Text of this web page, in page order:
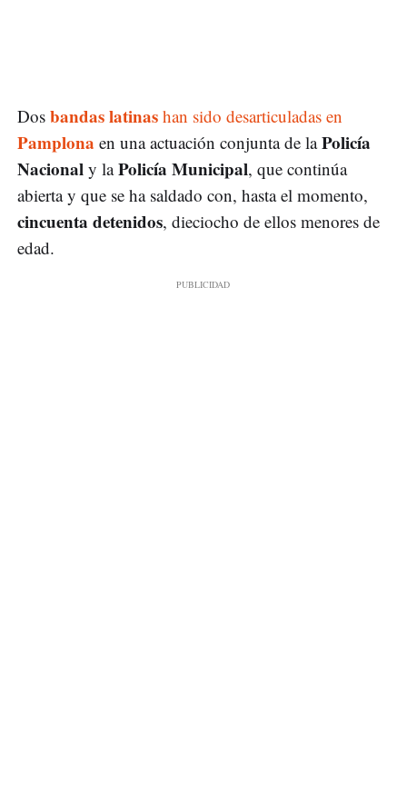
Dos bandas latinas han sido desarticuladas en
Pamplona en una actuación conjunta de laPolicía
Nacional y laPolicía Municipal, que continúa
abierta y que se ha saldado con, hasta el momento,
cincuenta detenidos, dieciocho de ellos menores de
edad.